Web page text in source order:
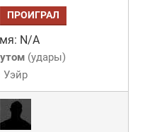
ПРОИГРАЛ
N/A
(удары)
Уэйр